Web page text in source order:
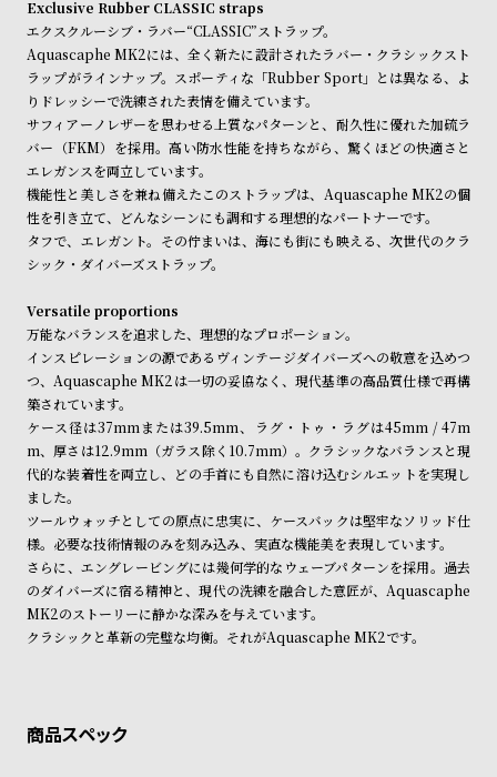
o
p
l
e
シ
ョ
ッ
ピ
グ
ガ
イ
ド
返
品
に
つ
て
時
計
保
証
プ
ラ
ス
刻
印
サ
ー
ビ
ス
あ
い
Exclusive Rubber CLASSIC straps
エクスクルーシブ・ラバー“CLASSIC”ストラップ。
Aquascaphe MK2には、全く新たに設計されたラバー・クラシックスト
ラップがラインナップ。スポーティな「Rubber Sport」とは異なる、よ
りドレッシーで洗練された表情を備えています。
サフィアーノレザーを思わせる上質なパターンと、耐久性に優れた加硫ラ
バー（FKM）を採用。高い防水性能を持ちながら、驚くほどの快適さと
エレガンスを両立しています。
機能性と美しさを兼ね備えたこのストラップは、Aquascaphe MK2の個
性を引き立て、どんなシーンにも調和する理想的なパートナーです。
タフで、エレガント。その佇まいは、海にも街にも映える、次世代のクラ
シック・ダイバーズストラップ。
Versatile proportions
万能なバランスを追求した、理想的なプロポーション。
インスピレーションの源であるヴィンテージダイバーズへの敬意を込めつ
つ、Aquascaphe MK2は一切の妥協なく、現代基準の高品質仕様で再構
築されています。
ケース径は37mmまたは39.5mm、ラグ・トゥ・ラグは45mm / 47m
m、厚さは12.9mm（ガラス除く10.7mm）。クラシックなバランスと現
代的な装着性を両立し、どの手首にも自然に溶け込むシルエットを実現し
ました。
ツールウォッチとしての原点に忠実に、ケースバックは堅牢なソリッド仕
様。必要な技術情報のみを刻み込み、実直な機能美を表現しています。
さらに、エングレービングには幾何学的なウェーブパターンを採用。過去
のダイバーズに宿る精神と、現代の洗練を融合した意匠が、Aquascaphe
MK2のストーリーに静かな深みを与えています。
クラシックと革新の完璧な均衡。それがAquascaphe MK2です。